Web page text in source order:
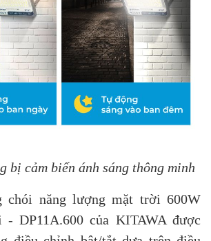
bị cảm biến ánh sáng thông minh
chói năng lượng mặt trời 600W
- DP11A.600 của KITAWA được